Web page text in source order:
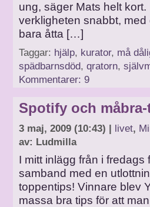
ung, säger Mats helt
verkligheten snabbt,
bara åtta […]
Taggar: hjälp, kurator, må
spädbarnsdöd, qratorn,
Kommentarer: 9
Spotify och
3 maj, 2009 (10:43) | livet,
av: Ludmilla
I mitt inlägg från i
samband med en
toppentips! Vinnare blev
massa bra tips för att